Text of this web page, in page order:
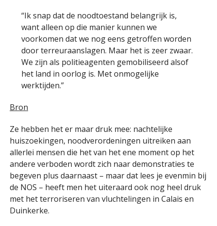
“Ik snap dat de noodtoestand belangrijk is,
want alleen op die manier kunnen we
voorkomen dat we nog eens getroffen worden
door terreuraanslagen. Maar het is zeer zwaar.
We zijn als politieagenten gemobiliseerd alsof
het land in oorlog is. Met onmogelijke
werktijden.”
Bron
Ze hebben het er maar druk mee: nachtelijke
huiszoekingen, noodverordeningen uitreiken aan
allerlei mensen die het van het ene moment op het
andere verboden wordt zich naar demonstraties te
begeven plus daarnaast – maar dat lees je evenmin bij
de NOS – heeft men het uiteraard ook nog heel druk
met het terroriseren van vluchtelingen in Calais en
Duinkerke.